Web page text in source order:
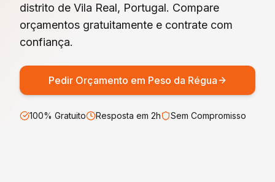
distrito de Vila Real, Portugal. Compare
orçamentos gratuitamente e contrate com
confiança.
Pedir Orçamento em Peso da Régua
100% Gratuito Resposta em 2h Sem Compromisso